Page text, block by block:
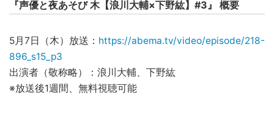
『声優と夜あそび 木【浪川大輔×下野紘】#3』 概要
5月7日（木）放送： https://abema.tv/video/episode/218-
896_s15_p3
出演者（敬称略）：浪川大輔、下野紘
※放送後1週間、無料視聴可能